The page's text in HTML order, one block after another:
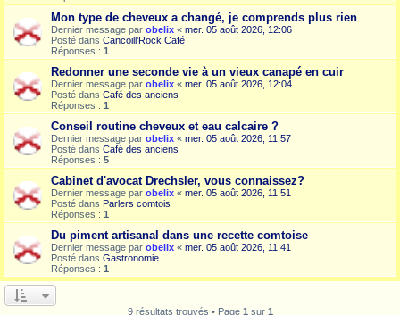
Mon type de cheveux a changé, je comprends plus rien
Dernier message par obelix « mer. 05 août 2026, 12:06
Posté dans Cancoill'Rock Café
Réponses : 1
Redonner une seconde vie à un vieux canapé en cuir
Dernier message par obelix « mer. 05 août 2026, 12:04
Posté dans Café des anciens
Réponses : 1
Conseil routine cheveux et eau calcaire ?
Dernier message par obelix « mer. 05 août 2026, 11:57
Posté dans Café des anciens
Réponses : 5
Cabinet d'avocat Drechsler, vous connaissez?
Dernier message par obelix « mer. 05 août 2026, 11:51
Posté dans Parlers comtois
Réponses : 1
Du piment artisanal dans une recette comtoise
Dernier message par obelix « mer. 05 août 2026, 11:41
Posté dans Gastronomie
Réponses : 1
9 résultats trouvés • Page 1 sur 1